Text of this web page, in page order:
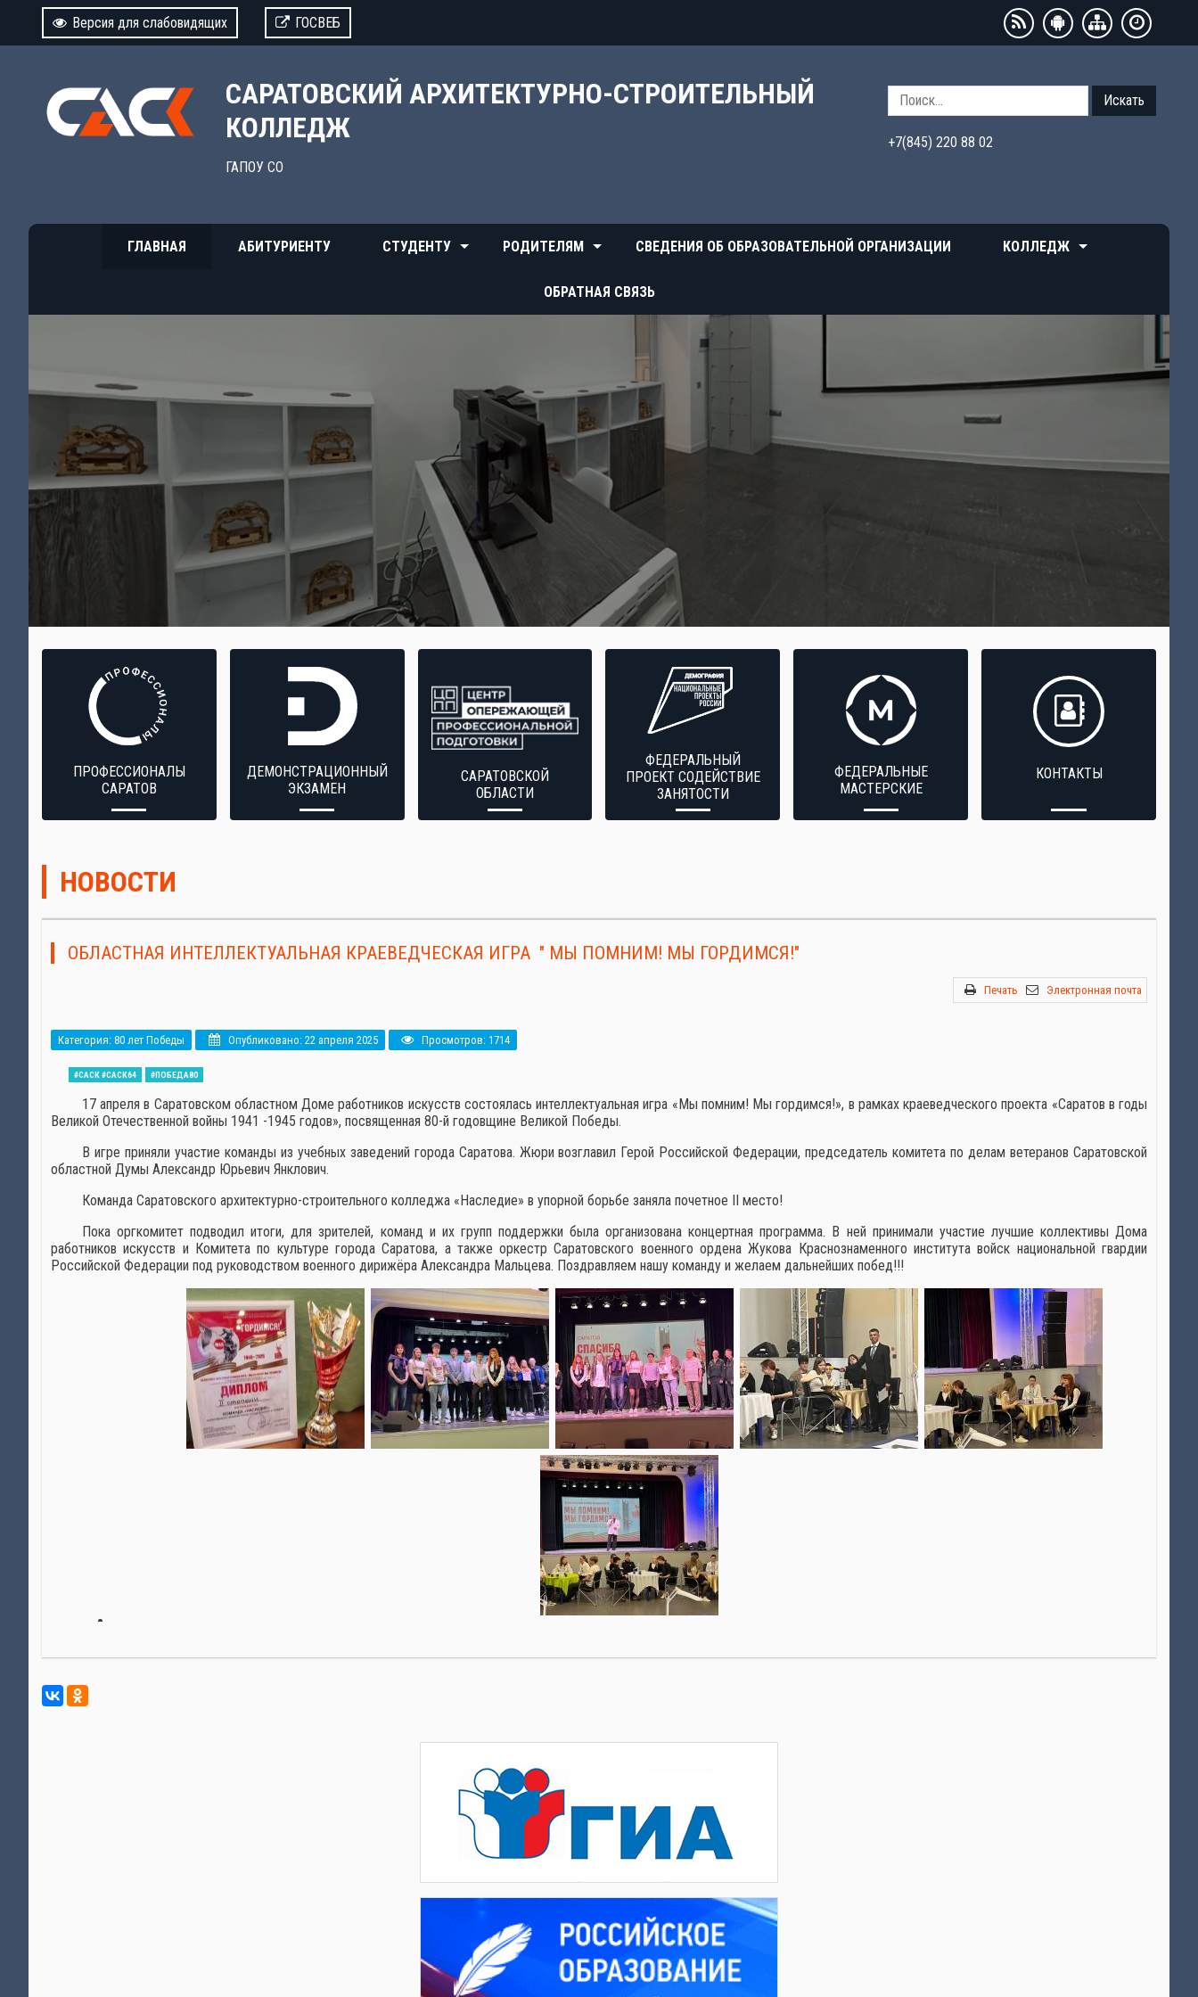
Версия для слабовидящих ГОСВЕБ
САРАТОВСКИЙ АРХИТЕКТУРНО-СТРОИТЕЛЬНЫЙ
КОЛЛЕДЖ
ГАПОУ СО
Искать
+7(845) 220 88 02
ГЛАВНАЯ АБИТУРИЕНТУ СТУДЕНТУ РОДИТЕЛЯМ СВЕДЕНИЯ ОБ ОБРАЗОВАТЕЛЬНОЙ ОРГАНИЗАЦИИ КОЛЛЕДЖ
ОБРАТНАЯ СВЯЗЬ
ПРОФЕССИОНАЛЫ
САРАТОВ
ДЕМОНСТРАЦИОННЫЙ
ЭКЗАМЕН
САРАТОВСКОЙ
ОБЛАСТИ
ФЕДЕРАЛЬНЫЙ
ПРОЕКТ СОДЕЙСТВИЕ
ЗАНЯТОСТИ
ФЕДЕРАЛЬНЫЕ
МАСТЕРСКИЕ
КОНТАКТЫ
НОВОСТИ
ОБЛАСТНАЯ ИНТЕЛЛЕКТУАЛЬНАЯ КРАЕВЕДЧЕСКАЯ ИГРА " МЫ ПОМНИМ! МЫ ГОРДИМСЯ!"
Печать Электронная почта
Категория: 80 лет Победы Опубликовано: 22 апреля 2025 Просмотров: 1714
#САСК #САСК64 #ПОБЕДА80
17 апреля в Саратовском областном Доме работников искусств состоялась интеллектуальная игра «Мы помним! Мы гордимся!», в рамках краеведческого проекта «Саратов в годы
Великой Отечественной войны 1941 -1945 годов», посвященная 80-й годовщине Великой Победы.
В игре приняли участие команды из учебных заведений города Саратова. Жюри возглавил Герой Российской Федерации, председатель комитета по делам ветеранов Саратовской
областной Думы Александр Юрьевич Янклович.
Команда Саратовского архитектурно-строительного колледжа «Наследие» в упорной борьбе заняла почетное II место!
Пока оргкомитет подводил итоги, для зрителей, команд и их групп поддержки была организована концертная программа. В ней принимали участие лучшие коллективы Дома
работников искусств и Комитета по культуре города Саратова, а также оркестр Саратовского военного ордена Жукова Краснознаменного института войск национальной гвардии
Российской Федерации под руководством военного дирижёра Александра Мальцева. Поздравляем нашу команду и желаем дальнейших побед!!!